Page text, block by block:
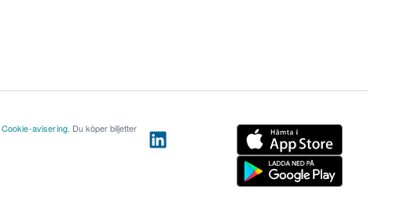
Cookie-avisering. Du köper biljetter